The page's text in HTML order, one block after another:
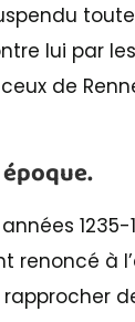
lui par
de
1235-
renoncé à